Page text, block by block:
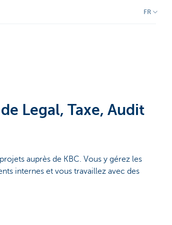
FR
Legal, Taxe, Audit
auprès de KBC. Vous y gérez les
internes et vous travaillez avec des